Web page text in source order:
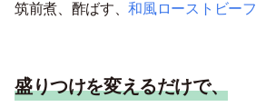
筑前煮、酢ばす、和風ローストビーフ
盛りつけを変えるだけで、